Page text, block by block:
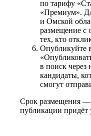
по тарифу
«Премиум».
и Омской
размещение с
тех, кто
Опубликуйте
в поиск через
кандидаты,
смогут
Срок размещения —
публикации придёт